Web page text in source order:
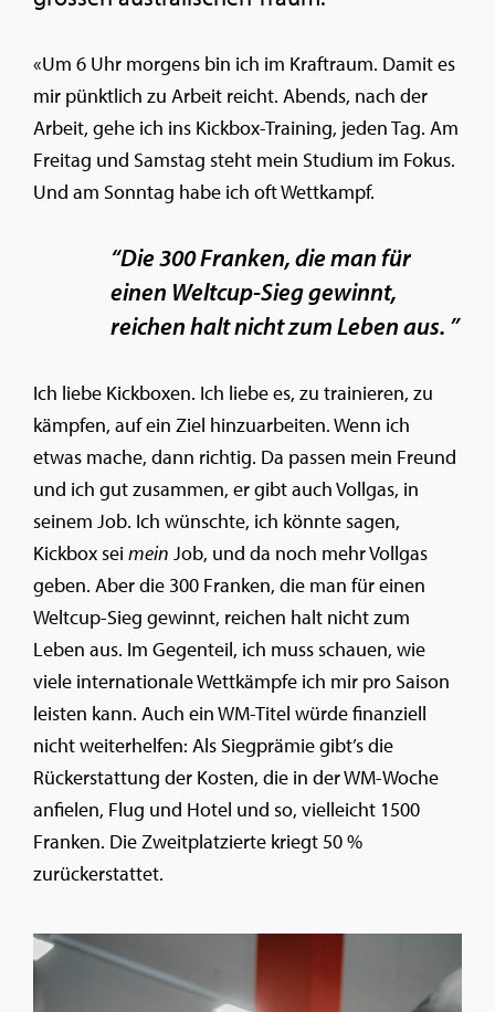
«Um 6 Uhr morgens bin ich im Kraftraum. Damit es
mir pünktlich zu Arbeit reicht. Abends, nach der
Arbeit, gehe ich ins Kickbox-Training, jeden Tag. Am
Freitag und Samstag steht mein Studium im Fokus.
Und am Sonntag habe ich oft Wettkampf.
“Die 300 Franken, die man für
einen Weltcup-Sieg gewinnt,
reichen halt nicht zum Leben aus. ”
Ich liebe Kickboxen. Ich liebe es, zu trainieren, zu
kämpfen, auf ein Ziel hinzuarbeiten. Wenn ich
etwas mache, dann richtig. Da passen mein Freund
und ich gut zusammen, er gibt auch Vollgas, in
seinem Job. Ich wünschte, ich könnte sagen,
Kickbox sei mein Job, und da noch mehr Vollgas
geben. Aber die 300 Franken, die man für einen
Weltcup-Sieg gewinnt, reichen halt nicht zum
Leben aus. Im Gegenteil, ich muss schauen, wie
viele internationale Wettkämpfe ich mir pro Saison
leisten kann. Auch ein WM-Titel würde finanziell
nicht weiterhelfen: Als Siegprämie gibt’s die
Rückerstattung der Kosten, die in der WM-Woche
anfielen, Flug und Hotel und so, vielleicht 1500
Franken. Die Zweitplatzierte kriegt 50 %
zurückerstattet.